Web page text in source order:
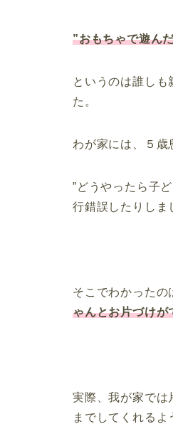
”おもちゃで遊ん
というのは誰し
た。
わが家には、５歳
”どうやったら子
行錯誤したりしま
そこでわかったの
ゃんとお片づけが
実際、我が家では
までしてくれるよ